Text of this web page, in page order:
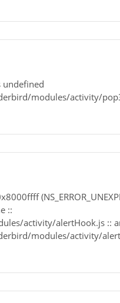
undefined
modules/activity/
::
activity/alertHook.js ::
modules/activity/